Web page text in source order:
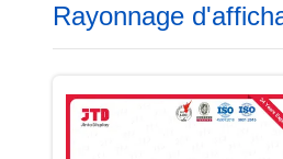
Rayonnage